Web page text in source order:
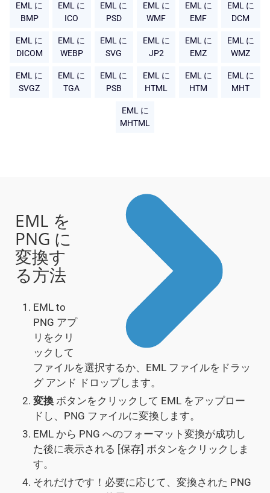
EML に
BMP
EML に
ICO
EML に
PSD
EML に
WMF
EML に
EMF
EML に
DCM
EML に
DICOM
EML に
WEBP
EML に
SVG
EML に
JP2
EML に
EMZ
EML に
WMZ
EML に
SVGZ
EML に
TGA
EML に
PSB
EML に
HTML
EML に
HTM
EML に
MHT
EML に
MHTML
EML を
PNG に
変換す
る方法
EML to
PNG アプ
リをクリ
ックして
ファイルを選択するか、EML ファイルをドラッ
グ アンド ドロップします。
変換 ボタンをクリックして EML をアップロー
ドし、PNG ファイルに変換します。
EML から PNG へのフォーマット変換が成功し
た後に表示される [保存] ボタンをクリックしま
す。
それだけです！必要に応じて、変換された PNG